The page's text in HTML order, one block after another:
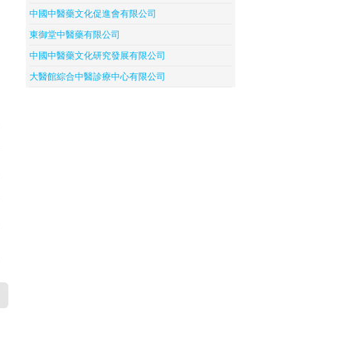
中國中醫藥文化促進會有限公司
東御堂中醫藥有限公司
中國中醫藥文化研究發展有限公司
大醫館綜合中醫診療中心有限公司